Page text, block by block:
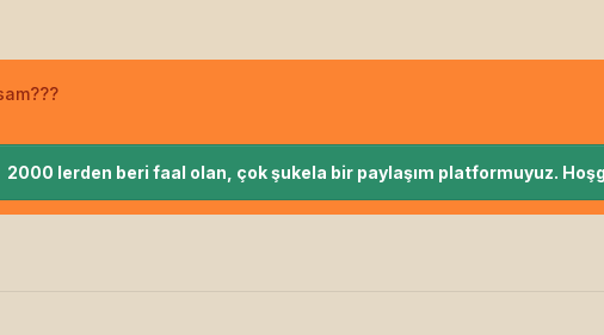
2000 lerden beri faal olan, çok şukela bir paylaşım platformuyuz.